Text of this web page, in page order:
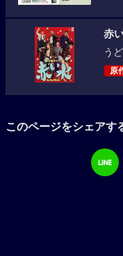
赤
う
原
このページをシェアす